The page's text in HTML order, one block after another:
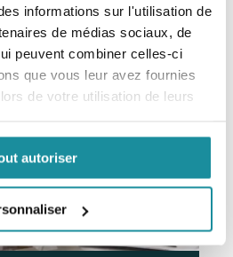
informations sur l'utilisation de
de médias sociaux, de
peuvent combiner celles-ci
que vous leur avez fournies
de votre utilisation de leurs
autoriser